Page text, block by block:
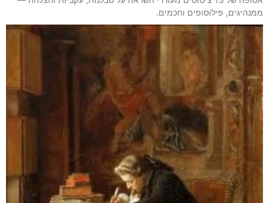
ממנהיגים, פילוסופים וחכמים.